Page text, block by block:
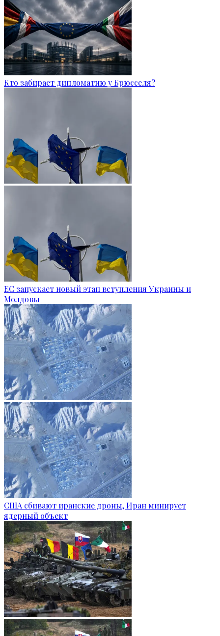
Кто забирает дипломатию у Брюсселя?
ЕС запускает новый этап вступления Украины и
Молдовы
США сбивают иранские дроны, Иран минирует
ядерный объект